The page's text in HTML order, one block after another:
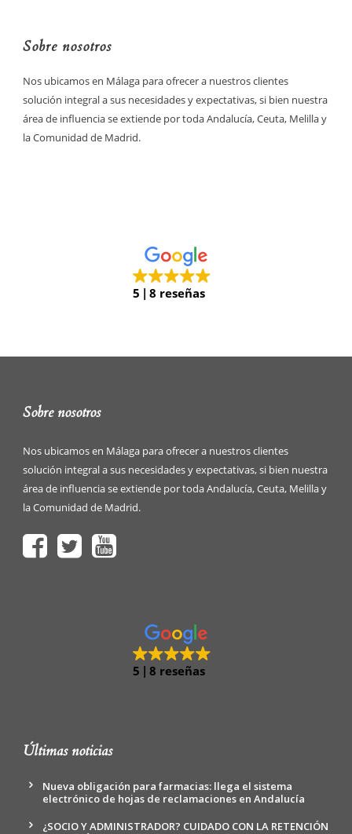
Sobre nosotros
Nos ubicamos en Málaga para ofrecer a nuestros clientes
solución integral a sus necesidades y expectativas, si bien nuestra
área de influencia se extiende por toda Andalucía, Ceuta, Melilla y
la Comunidad de Madrid.
5 8 reseñas
Sobre nosotros
Nos ubicamos en Málaga para ofrecer a nuestros clientes
solución integral a sus necesidades y expectativas, si bien nuestra
área de influencia se extiende por toda Andalucía, Ceuta, Melilla y
la Comunidad de Madrid.
5 8 reseñas
Últimas noticias
Nueva obligación para farmacias: llega el sistema
electrónico de hojas de reclamaciones en Andalucía
¿SOCIO Y ADMINISTRADOR? CUIDADO CON LA RETENCIÓN